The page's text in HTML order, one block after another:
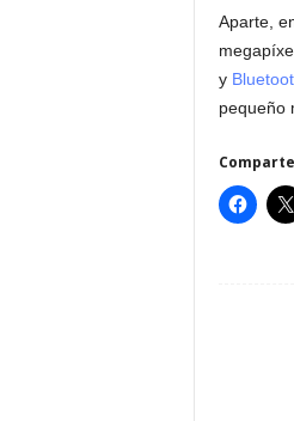
Aparte,
y
pequeño